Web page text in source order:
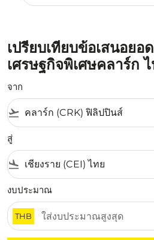
เปรียบเทียบข้อเสนอยอ
เศรษฐกิจพิเศษคลาร์ก
จาก
flight_takeoff
สู่
flight_land
งบประมาณ
THB